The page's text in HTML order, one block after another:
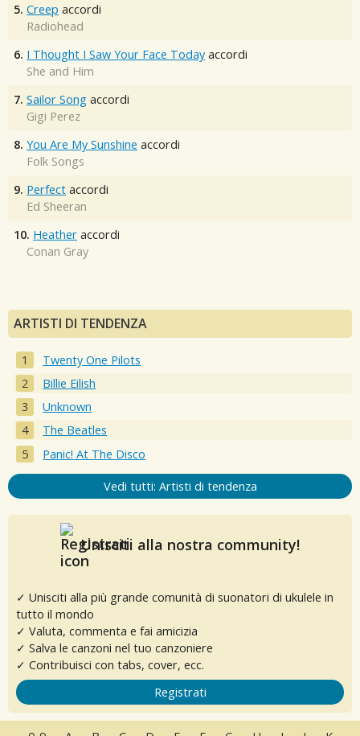
5. Creep accordi
Radiohead
6. I Thought I Saw Your Face Today accordi
She and Him
7. Sailor Song accordi
Gigi Perez
8. You Are My Sunshine accordi
Folk Songs
9. Perfect accordi
Ed Sheeran
10. Heather accordi
Conan Gray
ARTISTI DI TENDENZA
Twenty One Pilots
Billie Eilish
Unknown
The Beatles
Panic! At The Disco
Vedi tutti: Artisti di tendenza
Unisciti alla nostra community!
✓ Unisciti alla più grande comunità di suonatori di ukulele in
tutto il mondo
✓ Valuta, commenta e fai amicizia
✓ Salva le canzoni nel tuo canzoniere
✓ Contribuisci con tabs, cover, ecc.
Registrati